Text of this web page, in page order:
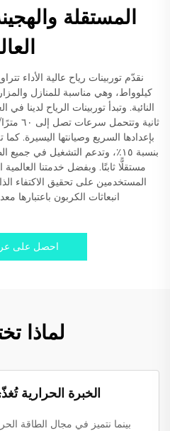
المستقلة
كيلوواط، وهي مناسبة للمنازل
ثانية
بإعدادها السريع وصيانتها اليسيرة.
بنسبة ١٥٪، وتدعم التشغيل في
مستقلًّا ثابتًا. وبفضل خدمتنا
المستخدمين على تحقيق الاكتفاء
انبعاثات الكربون باعتبارها
احصل على
لماذا
الخبرة الحرارية
بينما نتميز في مجال الطاقة